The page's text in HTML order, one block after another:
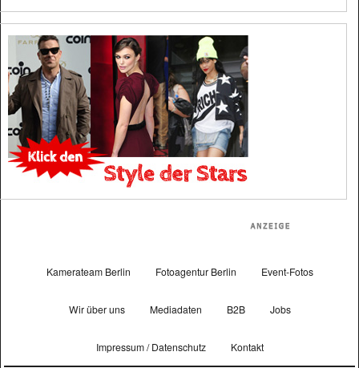
Kamerateam Berlin Fotoagentur Berlin Event-Fotos
Wir über uns Mediadaten B2B Jobs
Impressum / Datenschutz Kontakt